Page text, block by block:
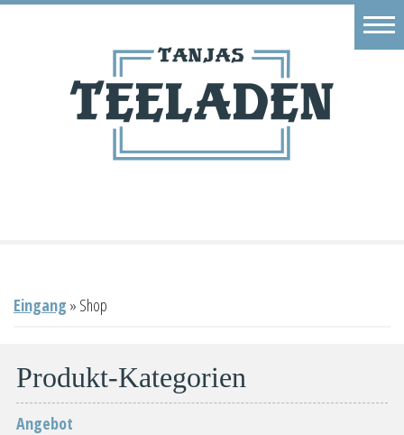
Eingang » Shop
Produkt-Kategorien
Angebot
Geschäft